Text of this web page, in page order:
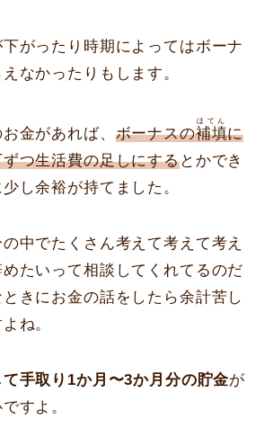
がったり時期によってはボーナ
なかったりもします。
金があれば、 ボーナスの補填
ほてん
に
つ生活費の足しにするとかでき
し余裕が持てました。
中でたくさん考えて考えて考え
たいって相談してくれてるのだ
きにお金の話をしたら余計苦し
ね。
手取り1か月〜3か月分の貯金が
すよ。